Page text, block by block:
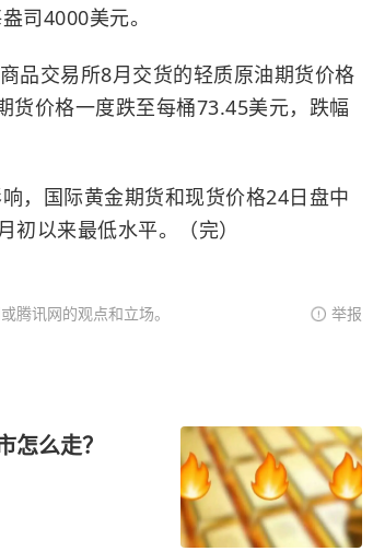
司4000美元。
交易所8月交货的轻质原油期货价格
货价格一度跌至每桶73.45美元，跌幅
国际黄金期货和现货价格24日盘中
以来最低水平。（完）
腾讯网的观点和立场。 举报
怎么走？